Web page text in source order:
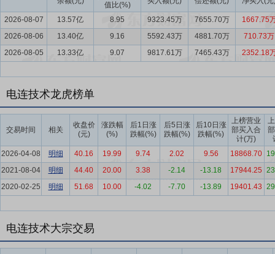
化、通信设备等领域产品迭代升级，全球连接器市场需求持续释放，
测，全球连接器规模从2010年的465亿美元增长到2025年的992亿美
规模虽较2022年小幅回落至819亿美元，随后行业修复回升，2024年
外，Bishop＆Associates上调行业中期增长预期，2024年至2028年
要点5： 研发及技术优势
团队，已为多数产品自主研发全自动组装设备，并在冲压、注塑环节
的自动化设备开发实力。在模具设计与加工领域，公司持续加大高精
化、精密化持续升级的市场需求。
要点6：大客户优势和服务优势
公司产品研发创新与生产制造工艺
核心的优质客户结构，手机领域主要覆盖全球领先的安卓品牌厂商，
市场深耕，成功进入一大批核心客户供应链体系，成为全球微型电连
及互连系统相关产品、汽车连接器产品提供了坚实的保证。
值比(%)
2026-08-07 13.57亿 8.95 9323.45万 7655.70万
1667.75
2026-08-06
13.40亿 9.16 5592.43万 4881.70万
710.73万
2026-08-05
13.33亿 9.07 9817.61万 7465.43万 2352.18
电连技术龙虎榜单
交易时间 相关
收盘价
(元)
涨跌幅
(%)
后1日涨
跌幅(%)
后5日涨
跌幅(%)
后10日涨
跌幅(%)
上榜营业
部买入合
计(万)
2026-04-08
明细 40.16 19.99 9.74 2.02 9.56 18868.70
2021-08-04
明细 44.40 20.00 3.38 -2.14 -13.18 17944.25
2020-02-25
明细 51.68 10.00 -4.02 -7.70 -13.89 19401.43
电连技术大宗交易